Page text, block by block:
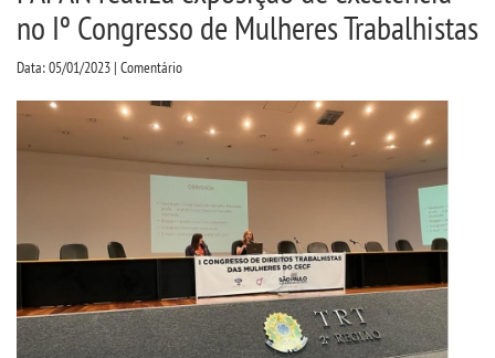
CPSA
PROUNI
CURSOS
LICENCIATURAS
TECNOLÓGICOS
no Iº Congresso de Mulheres Trabalhistas
Data: 05/01/2023 | Comentário